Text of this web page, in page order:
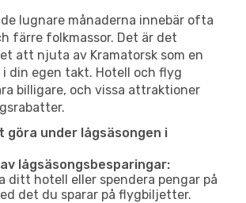
lugnare månaderna innebär ofta
färre folkmassor. Det är det
att njuta av Kramatorsk som en
i din egen takt. Hotell och flyg
billigare, och vissa attraktioner
göra under lågsäsongen i
lågsäsongsbesparingar:
ditt hotell eller spendera pengar på
det du sparar på flygbiljetter.